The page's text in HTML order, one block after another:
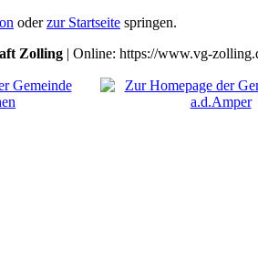
oderzur Startseite springen.
Zolling | Online: https://www.vg-